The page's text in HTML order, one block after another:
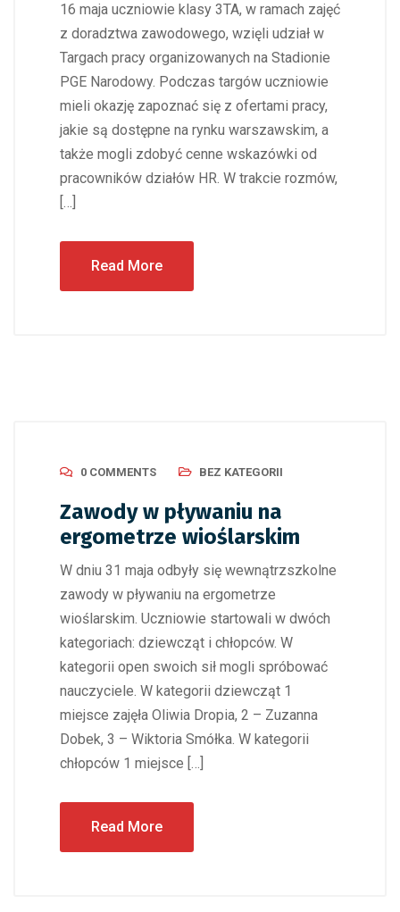
16 maja uczniowie klasy 3TA, w ramach zajęć
z doradztwa zawodowego, wzięli udział w
Targach pracy organizowanych na Stadionie
PGE Narodowy. Podczas targów uczniowie
mieli okazję zapoznać się z ofertami pracy,
jakie są dostępne na rynku warszawskim, a
także mogli zdobyć cenne wskazówki od
pracowników działów HR. W trakcie rozmów,
[…]
Read More
0 COMMENTS BEZ KATEGORII
Zawody w pływaniu na
ergometrze wioślarskim
W dniu 31 maja odbyły się wewnątrzszkolne
zawody w pływaniu na ergometrze
wioślarskim. Uczniowie startowali w dwóch
kategoriach: dziewcząt i chłopców. W
kategorii open swoich sił mogli spróbować
nauczyciele. W kategorii dziewcząt 1
miejsce zajęła Oliwia Dropia, 2 – Zuzanna
Dobek, 3 – Wiktoria Smółka. W kategorii
chłopców 1 miejsce […]
Read More